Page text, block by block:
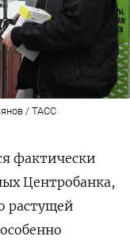
/ ТАСС
фактически
Центробанка,
растущей